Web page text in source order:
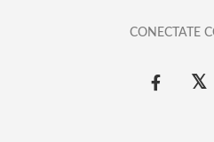
CONECTATE